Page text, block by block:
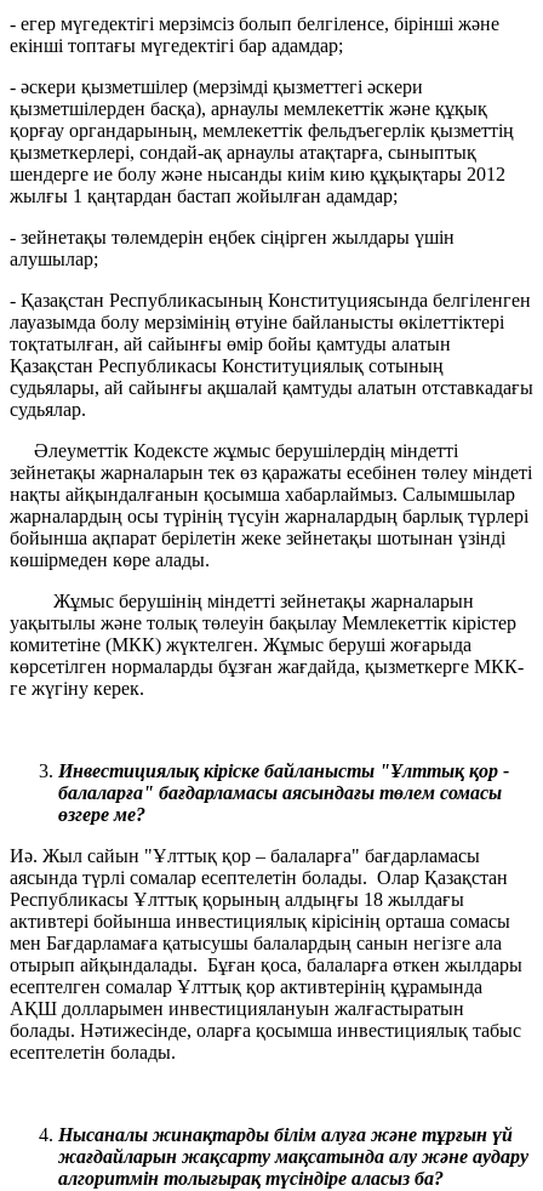
- егер мүгедектігі мерзімсіз болып белгіленсе, бірінші және
екінші топтағы мүгедектігі бар адамдар;
- әскери қызметшілер (мерзімді қызметтегі әскери
қызметшілерден басқа), арнаулы мемлекеттік және құқық
қорғау органдарының, мемлекеттік фельдъегерлік қызметтің
қызметкерлері, сондай-ақ арнаулы атақтарға, сыныптық
шендерге ие болу және нысанды киім кию құқықтары 2012
жылғы 1 қаңтардан бастап жойылған адамдар;
- зейнетақы төлемдерін еңбек сіңірген жылдары үшін
алушылар;
- Қазақстан Республикасының Конституциясында белгіленген
лауазымда болу мерзімінің өтуіне байланысты өкілеттіктері
тоқтатылған, ай сайынғы өмір бойы қамтуды алатын
Қазақстан Республикасы Конституциялық сотының
судьялары, ай сайынғы ақшалай қамтуды алатын отставкадағы
судьялар.
Әлеуметтік Кодексте жұмыс берушілердің міндетті
зейнетақы жарналарын тек өз қаражаты есебінен төлеу міндеті
нақты айқындалғанын қосымша хабарлаймыз. Салымшылар
жарналардың осы түрінің түсуін жарналардың барлық түрлері
бойынша ақпарат берілетін жеке зейнетақы шотынан үзінді
көшірмеден көре алады.
Жұмыс берушінің міндетті зейнетақы жарналарын
уақытылы және толық төлеуін бақылау Мемлекеттік кірістер
комитетіне (МКК) жүктелген. Жұмыс беруші жоғарыда
көрсетілген нормаларды бұзған жағдайда, қызметкерге МКК-
ге жүгіну керек.
Инвестициялық кіріске байланысты "Ұлттық қор -
балаларға" бағдарламасы аясындағы төлем сомасы
өзгере ме?
Иә. Жыл сайын "Ұлттық қор – балаларға" бағдарламасы
аясында түрлі сомалар есептелетін болады. Олар Қазақстан
Республикасы Ұлттық қорының алдыңғы 18 жылдағы
активтері бойынша инвестициялық кірісінің орташа сомасы
мен Бағдарламаға қатысушы балалардың санын негізге ала
отырып айқындалады. Бұған қоса, балаларға өткен жылдары
есептелген сомалар Ұлттық қор активтерінің құрамында
АҚШ долларымен инвестициялануын жалғастыратын
болады. Нәтижесінде, оларға қосымша инвестициялық табыс
есептелетін болады.
Нысаналы жинақтарды білім алуға және тұрғын үй
жағдайларын жақсарту мақсатында алу және аудару
алгоритмін толығырақ түсіндіре аласыз ба?